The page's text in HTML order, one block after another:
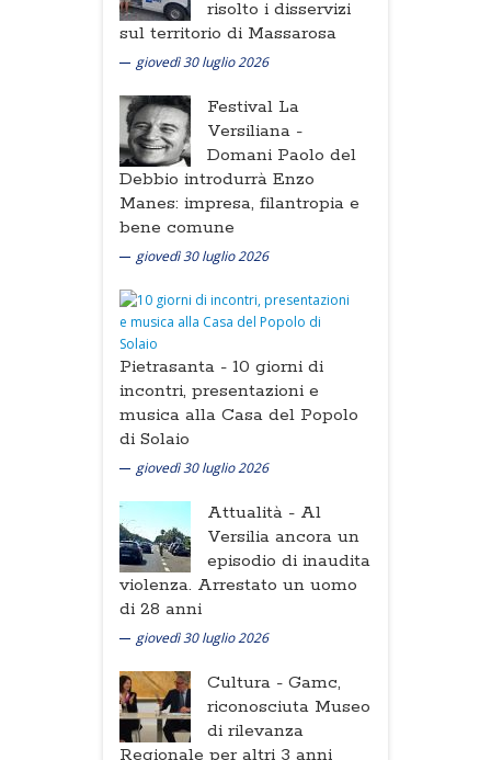
risolto i disservizi
sul territorio di Massarosa
giovedì 30 luglio 2026
Festival La
Versiliana -
Domani Paolo del
Debbio introdurrà Enzo
Manes: impresa, filantropia e
bene comune
giovedì 30 luglio 2026
Pietrasanta - 10 giorni di
incontri, presentazioni e
musica alla Casa del Popolo
di Solaio
giovedì 30 luglio 2026
Attualità - Al
Versilia ancora un
episodio di inaudita
violenza. Arrestato un uomo
di 28 anni
giovedì 30 luglio 2026
Cultura - Gamc,
riconosciuta Museo
di rilevanza
Regionale per altri 3 anni